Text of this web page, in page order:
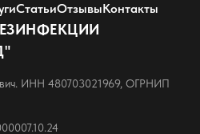
СтатьиОтзывыКонтакты
ИНН 480703021969, ОГРНИП